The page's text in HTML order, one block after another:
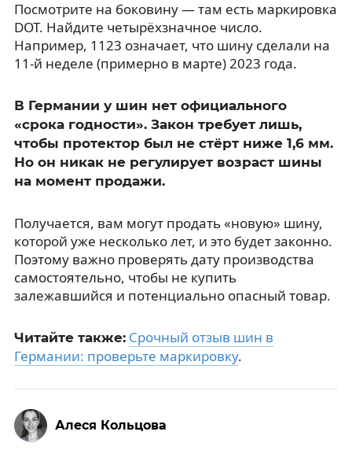
Посмотрите на боковину — там есть маркировка
DOT. Найдите четырёхзначное число.
Например, 1123 означает, что шину сделали на
11-й неделе (примерно в марте) 2023 года.
В Германии у шин нет официального
«срока годности». Закон требует лишь,
чтобы протектор был не стёрт ниже 1,6 мм.
Но он никак не регулирует возраст шины
на момент продажи.
Получается, вам могут продать «новую» шину,
которой уже несколько лет, и это будет законно.
Поэтому важно проверять дату производства
самостоятельно, чтобы не купить
залежавшийся и потенциально опасный товар.
Читайте также: Срочный отзыв шин в
Германии: проверьте маркировку.
Алеся Кольцова